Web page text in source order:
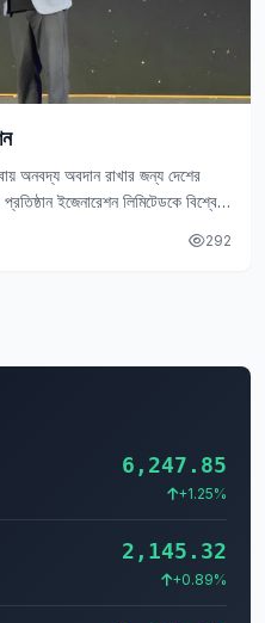
অনবদ্য অবদান রাখার জন্য দেশের
ইজেনারেশন লিমিটেডকে বিশ্বের
292
6,247.85
+1.25%
2,145.32
+0.89%